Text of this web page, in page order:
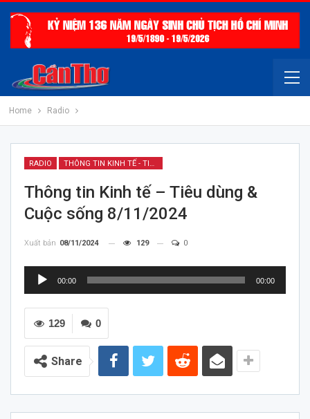
Home Radio
RADIO THÔNG TIN KINH TẾ - TIÊU DÙNG & CUỘC SỐNG
Thông tin Kinh tế – Tiêu dùng &
Cuộc sống 8/11/2024
Xuất bản 08/11/2024 129 0
Trình
Audio
00:00 00:00
0
129
Share